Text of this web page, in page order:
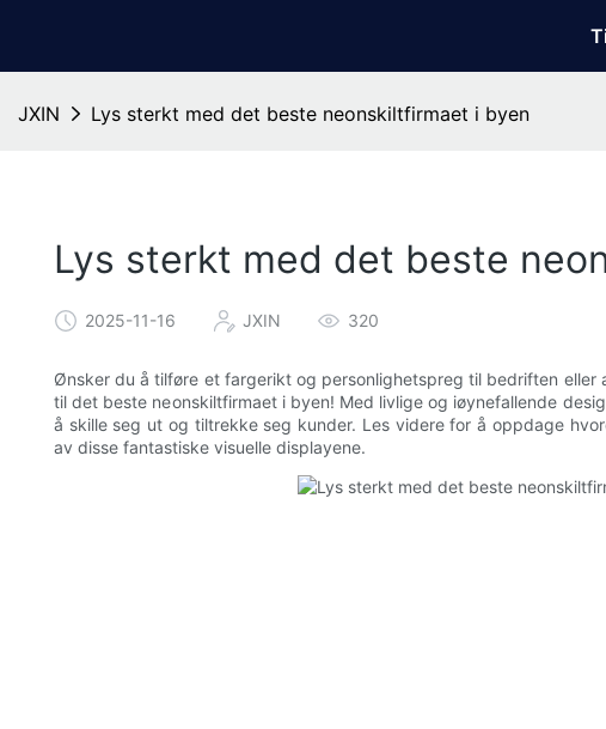
JXIN Lys sterkt med det beste neonskiltfirmaet i byen
Lys sterkt med det beste
2025-11-16 JXIN 320
Ønsker du å tilføre et fargerikt og personlighetspreg til bedriften eller
til det beste neonskiltfirmaet i byen! Med livlige og iøynefallende
å skille seg ut og tiltrekke seg kunder. Les videre for å oppdage
av disse fantastiske visuelle displayene.